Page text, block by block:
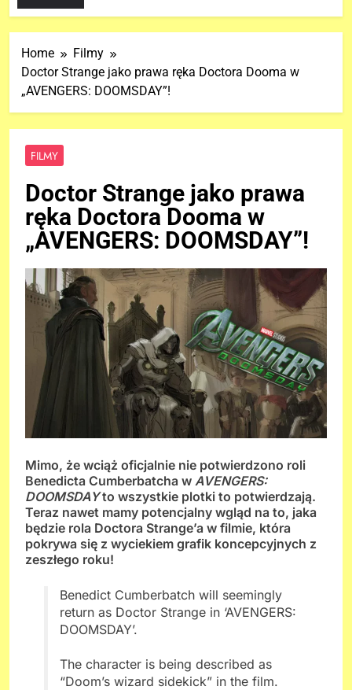
Home
Filmy
Doctor Strange jako prawa ręka Doctora Dooma w
„AVENGERS: DOOMSDAY”!
FILMY
Doctor Strange jako prawa
ręka Doctora Dooma w
„AVENGERS: DOOMSDAY”!
Mimo, że wciąż oficjalnie nie potwierdzono roli
Benedicta Cumberbatcha w AVENGERS:
DOOMSDAYto wszystkie plotki to potwierdzają.
Teraz nawet mamy potencjalny wgląd na to, jaka
będzie rola Doctora Strange’a w filmie, która
pokrywa się z wyciekiem grafik koncepcyjnych z
zeszłego roku!
Benedict Cumberbatch will seemingly
return as Doctor Strange in ‘AVENGERS:
DOOMSDAY’.
The character is being described as
“Doom’s wizard sidekick” in the film.